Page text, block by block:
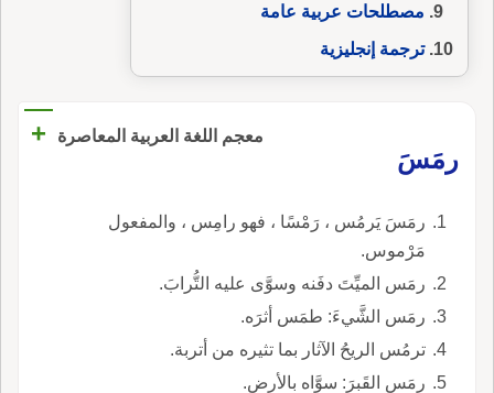
مصطلحات عربية عامة
ترجمة إنجليزية
معجم اللغة العربية المعاصرة
+
رمَسَ
رمَسَ يَرمُس ، رَمْسًا ، فهو رامِس ، والمفعول
مَرْموس.
رمَس الميِّتَ دفَنه وسوَّى عليه التُّرابَ.
رمَس الشَّيءَ: طمَس أثرَه.
ترمُس الريحُ الآثار بما تثيره من أتربة.
رمَس القَبرَ: سوَّاه بالأرض.